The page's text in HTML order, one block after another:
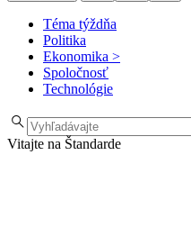
Téma týždňa
Politika
Ekonomika >
Spoločnosť
Technológie
Vitajte na Štandarde